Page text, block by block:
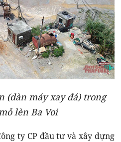
(dàn máy xay đá) trong
lèn Ba Voi
ty CP đầu tư và xây dựng